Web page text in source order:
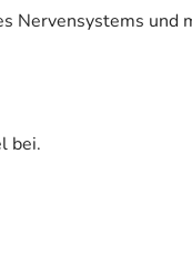
Nervensystems und
bei.